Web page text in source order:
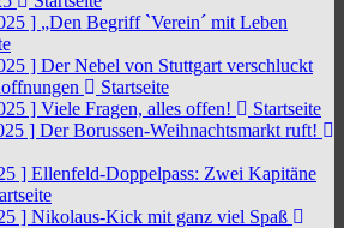
] „Den Begriff `Verein´ mit Leben
] Der Nebel von Stuttgart verschluckt
Startseite
] Viele Fragen, alles offen!
Startseite
] Der Borussen-Weihnachtsmarkt ruft!
] Ellenfeld-Doppelpass: Zwei Kapitäne
] Nikolaus-Kick mit ganz viel Spaß